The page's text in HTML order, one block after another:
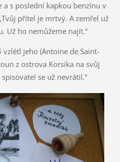
a s poslední kapkou benzínu v
přítel je mrtvý. A zemřel už
Už ho nemůžeme najít.“
vzlétl jeho (Antoine de Saint-
z ostrova Korsika na svůj
se už nevrátil.“